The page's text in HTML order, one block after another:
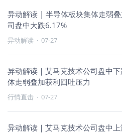
异动解读 | 半导体板块集体走弱
司盘中大跌6.17%
异动解读 · 07-27
异动解读｜艾马克技术公司盘中
体走弱叠加获利回吐压力
行情直击 · 07-27
异动解读｜艾马克技术公司盘中